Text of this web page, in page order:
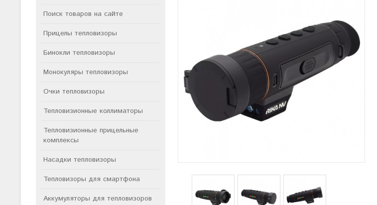
Поиск товаров на сайте
Прицелы тепловизоры
Бинокли тепловизоры
Монокуляры тепловизоры
Очки тепловизоры
Тепловизионные коллиматоры
Тепловизионные прицельные
комплексы
Насадки тепловизоры
Тепловизоры для смартфона
Аккумуляторы для тепловизоров